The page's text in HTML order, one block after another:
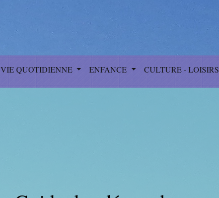
VIE QUOTIDIENNE ENFANCE CULTURE - LOISIRS